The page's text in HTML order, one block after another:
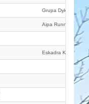
Grupa Dyktator
Aipa Running Team
Eskadra Kraków